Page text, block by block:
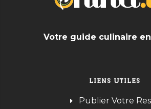
Votre guide culinaire
LIENS UTILES
Publier Votre